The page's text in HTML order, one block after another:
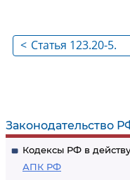
Законодательство
Кодексы РФ в
АПК РФ
< Статья 123.20-5.